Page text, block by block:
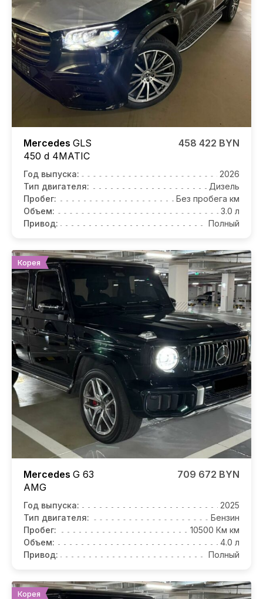
Mercedes GLS
450 d 4MATIC
458 422 BYN
Год выпуска:
2026
Тип двигателя:
Дизель
Пробег:
Без пробега км
Объем:
3.0 л
Привод:
Полный
Корея
Mercedes G 63
AMG
709 672 BYN
Год выпуска:
2025
Тип двигателя:
Бензин
Пробег:
10500 Км км
Объем:
4.0 л
Привод:
Полный
Корея